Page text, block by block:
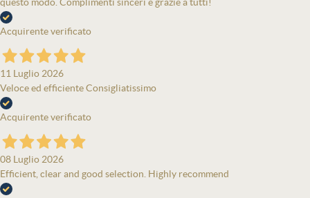
Acquirente verificato
11 Luglio 2026
Veloce ed efficiente Consigliatissimo
Acquirente verificato
08 Luglio 2026
Efficient, clear and good selection. Highly recommend